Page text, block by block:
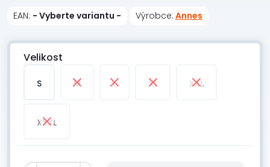
EAN: - Vyberte variantu - Výrobce: Annes
Velikost
S M L XL XXL
XXXL